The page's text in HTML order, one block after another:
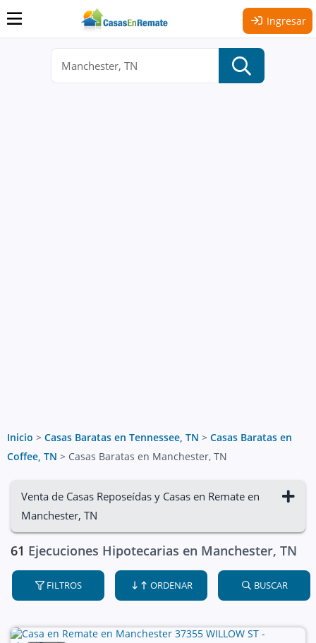
Ingresar
Inicio > Casas Baratas en Tennessee, TN > Casas Baratas en
Coffee, TN > Casas Baratas en Manchester, TN
Venta de Casas Reposeídas y Casas en Remate en
Manchester, TN
61 Ejecuciones Hipotecarias en Manchester, TN
FILTROS ORDENAR BUSCAR